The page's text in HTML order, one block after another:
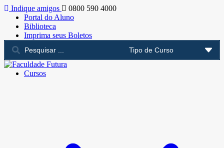
Indique amigos
0800 590 4000
Portal do Aluno
Biblioteca
Imprima seus Boletos
Cursos